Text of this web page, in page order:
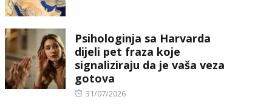
Psihologinja sa Harvarda
dijeli pet fraza koje
signaliziraju da je vaša veza
gotova
Posted
31/07/2026